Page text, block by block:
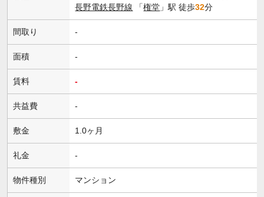
長野電鉄長野線 「権堂 」駅 徒歩32分
間取り -
面積 -
賃料 -
共益費 -
敷金 1.0ヶ月
礼金 -
物件種別 マンション